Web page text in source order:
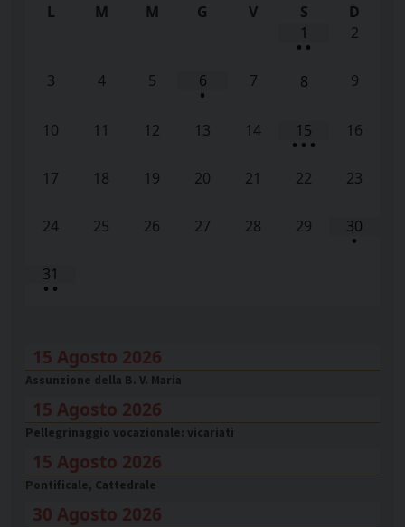
L M M G V S
D
1
• •
2
3 4 5 6
•
7 8 9
10 11 12 13 14 15
• • •
16
17 18 19 20 21 22 23
24 25 26 27 28 29 30
•
31
• •
15 Agosto 2026
Assunzione della B. V. Maria
15 Agosto 2026
Pellegrinaggio vocazionale: vicariati
15 Agosto 2026
Pontificale, Cattedrale
30 Agosto 2026